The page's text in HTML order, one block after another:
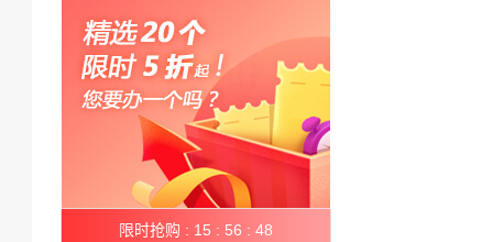
限时抢购 : 15 : 56 : 48